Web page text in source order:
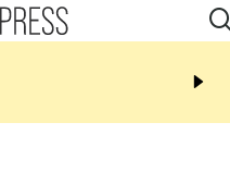
07:00
Un vendredi